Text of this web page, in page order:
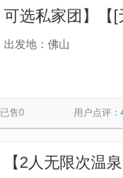
可选私家团】【
验,身临其境的
出发地：佛山
已售0 用户点评：
【2人无限次温